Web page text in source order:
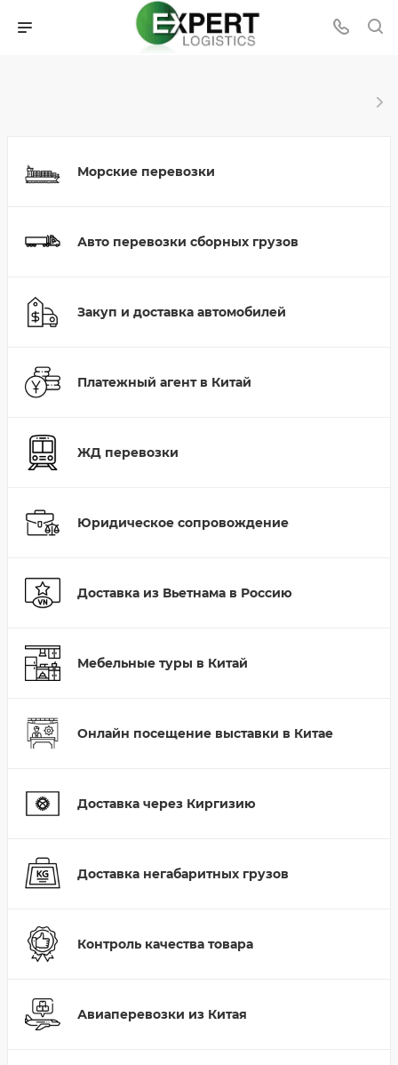
Морские перевозки
Авто перевозки сборных грузов
Закуп и доставка автомобилей
Платежный агент в Китай
ЖД перевозки
Юридическое сопровождение
Доставка из Вьетнама в Россию
Мебельные туры в Китай
Онлайн посещение выставки в Китае
Доставка через Киргизию
Доставка негабаритных грузов
Контроль качества товара
Авиаперевозки из Китая